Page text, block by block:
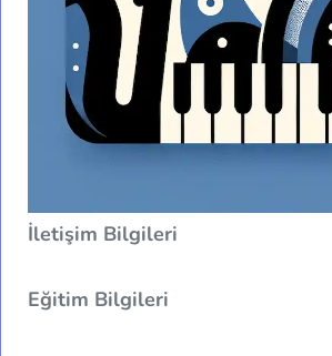
İletişim Bilgileri
Eğitim Bilgileri